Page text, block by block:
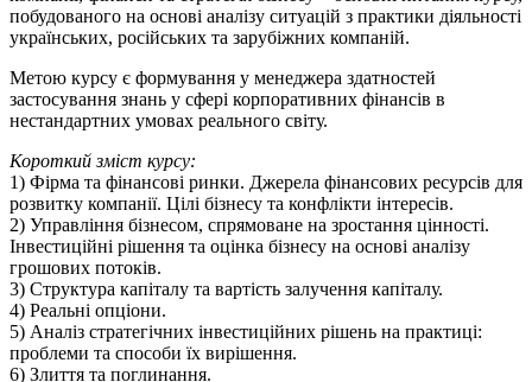
побудованого на основі аналізу ситуацій з практики діяльності
українських, російських та зарубіжних компаній.
Метою курсу є формування у менеджера здатностей
застосування знань у сфері корпоративних фінансів в
нестандартних умовах реального світу.
Короткий зміст курсу:
1) Фірма та фінансові ринки. Джерела фінансових ресурсів для
розвитку компанії. Цілі бізнесу та конфлікти інтересів.
2) Управління бізнесом, спрямоване на зростання цінності.
Інвестиційні рішення та оцінка бізнесу на основі аналізу
грошових потоків.
3) Структура капіталу та вартість залучення капіталу.
4) Реальні опціони.
5) Аналіз стратегічних інвестиційних рішень на практиці:
проблеми та способи їх вирішення.
6) Злиття та поглинання.